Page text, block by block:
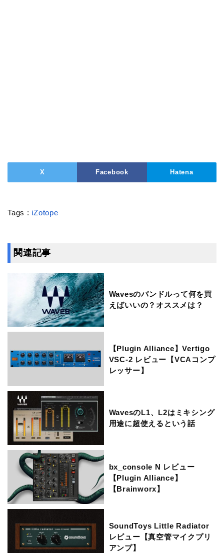
X Facebook Hatena
Tags : iZotope
関連記事
Wavesのバンドルって何を買
えばいいの？オススメは？
【Plugin Alliance】Vertigo
VSC-2 レビュー【VCAコンプ
レッサー】
WavesのL1、L2はミキシング
用途に超使えるという話
bx_console N レビュー
【Plugin Alliance】
【Brainworx】
SoundToys Little Radiator
レビュー【真空管マイクプリ
アンプ】